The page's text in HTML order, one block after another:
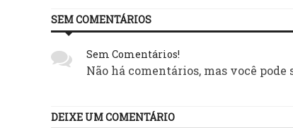
SEM COMENTÁRIOS
Sem Comentários!
Não há comentários, mas você
DEIXE UM COMENTÁRIO